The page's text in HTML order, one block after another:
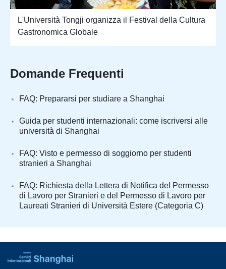
L'Università Tongji organizza il Festival della Cultura
Gastronomica Globale
Domande Frequenti
FAQ: Prepararsi per studiare a Shanghai
Guida per studenti internazionali: come iscriversi alle
università di Shanghai
FAQ: Visto e permesso di soggiorno per studenti
stranieri a Shanghai
FAQ: Richiesta della Lettera di Notifica del Permesso
di Lavoro per Stranieri e del Permesso di Lavoro per
Laureati Stranieri di Università Estere (Categoria C)